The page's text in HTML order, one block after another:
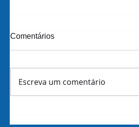
Comentários
Escreva um comentário